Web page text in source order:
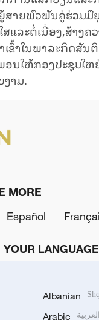
າຍ​ພົວ​ພັນ​ຄູ່​ຮ່ວມ​ມື​
ສ​ແລະ​ຕໍ່​ເນື່ອງ,ສ້າງ​
ຂົ້າ​ໃນ​ພາ​ລະ​ກິດສັ
ນ​ໃຫ້​ກອງ​ປະ​ຊຸມ​ໃຫ
ງາມ.
MORE
Español
YOUR LANGUAGE
Albanian
Arabic العربية